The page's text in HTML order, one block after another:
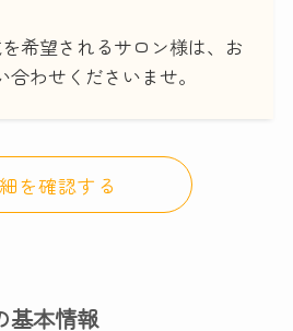
希望されるサロン様は、お
合わせくださいませ。
を確認する
基本情報